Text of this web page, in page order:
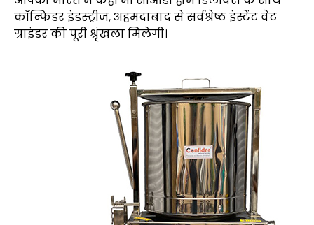
कॉन्फिडर इंडस्ट्रीज, अहमदाबाद से सर्वश्रेष्ठ इंस्टेंट वेट
ग्राइंडर की पूरी श्रृंखला मिलेगी।